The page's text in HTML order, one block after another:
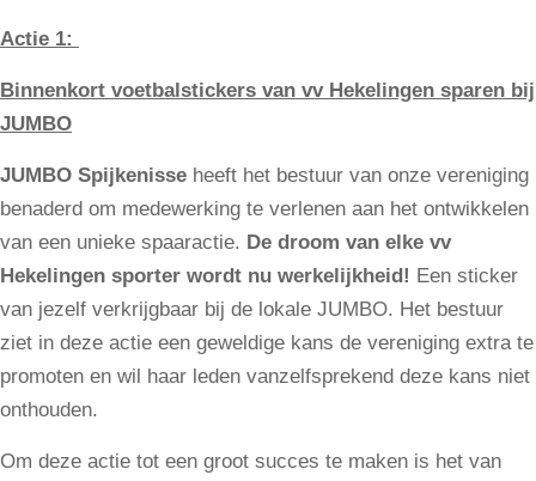
Actie 1:
Binnenkort voetbalstickers van vv Hekelingen sparen bij
JUMBO
JUMBO Spijkenisse heeft het bestuur van onze vereniging
benaderd om medewerking te verlenen aan het ontwikkelen
van een unieke spaaractie. De droom van elke vv
Hekelingen sporter wordt nu werkelijkheid! Een sticker
van jezelf verkrijgbaar bij de lokale JUMBO. Het bestuur
ziet in deze actie een geweldige kans de vereniging extra te
promoten en wil haar leden vanzelfsprekend deze kans niet
onthouden.
Om deze actie tot een groot succes te maken is het van